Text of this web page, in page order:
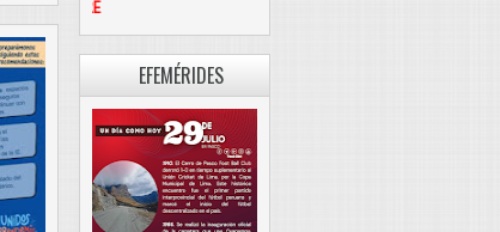
EFEMÉRIDES